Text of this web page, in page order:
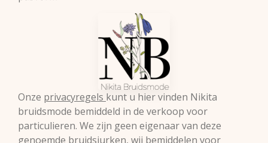
Onze privacyregels kunt u hier vinden Nikita
bruidsmode bemiddeld in de verkoop voor
particulieren. We zijn geen eigenaar van deze
genoemde bruidsjurken, wij bemiddelen voor